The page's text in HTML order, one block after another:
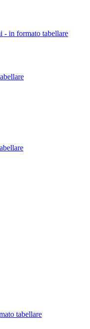
- in formato tabellare
tabellare